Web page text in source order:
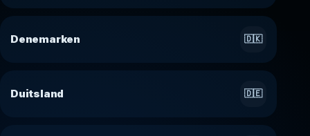
Denemarken 🇩🇰
Duitsland 🇩🇪